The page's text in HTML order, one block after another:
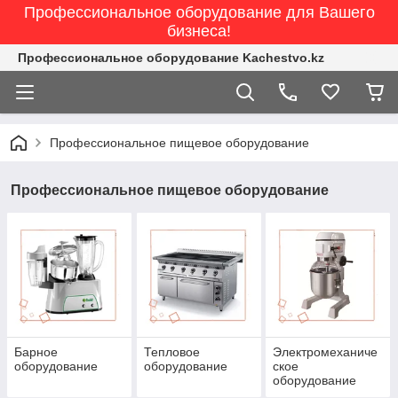
Профессиональное оборудование для Вашего
бизнеса!
Профессиональное оборудование Kachestvo.kz
Профессиональное пищевое оборудование
Профессиональное пищевое оборудование
Барное
оборудование
Тепловое
оборудование
Электромеханиче
ское
оборудование